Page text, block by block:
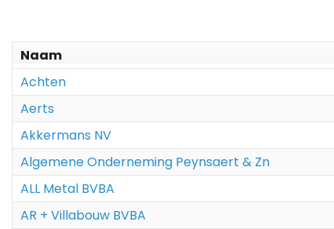
Naam
Achten
Aerts
Akkermans NV
Algemene Onderneming Peynsaert & Zn
ALL Metal BVBA
AR + Villabouw BVBA